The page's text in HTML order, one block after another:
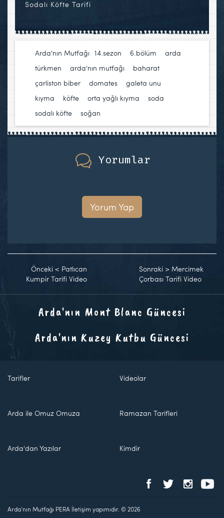
Sodalı Köfte Tarifi
Arda'nın Mutfağı 14.sezon 6.bölüm
arda
türkmen
arda'nın mutfağı baharat
çarliston biber
domates galeta unu
kıyma
köfte orta yağlı kıyma soda
sodalı köfte
soğan
Yorumlar
Yorum Yap
Önceki < Patlıcan
Kumpir Tarifi Video
Sonraki > Mercimek
Çorbası Tarifi Video
Arda'nın Mont Blanc Güncesi
Arda'nın Kuzey Kutbu Güncesi
Tarifler Videolar
Arda ile Omuz Omuza Ramazan Tarifleri
Arda'dan Yazılar Kimdir
Arda'nın Mutfağı PERA İletişim yapımıdır. © 2026